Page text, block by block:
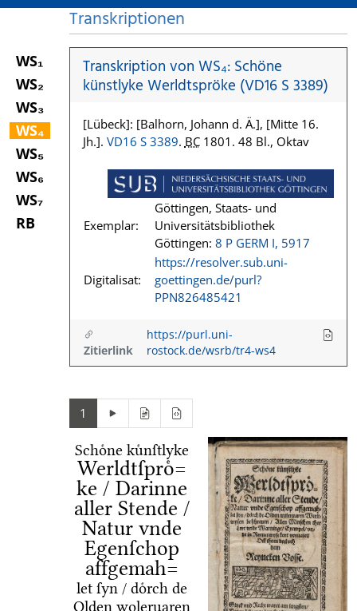
WS₁
WS₂
WS₃
WS₄
WS₅
WS₆
WS₇
RB
Transkriptionen
Transkription von WS₄: Schöne
künstlyke Werldtspröke (VD16 S 3389)
[Lübeck]: [Balhorn, Johann d. Ä.], [Mitte 16.
Jh.]. VD16 S 3389. BC1801. 48 Bl., Oktav
Exemplar:
Göttingen, Staats- und
Universitätsbibliothek
Göttingen: 8 P GERM I, 5917
Digitalisat:
https://resolver.sub.uni-
goettingen.de/purl?
PPN826485421
Zitierlink
https://purl.uni-
rostock.de/wsrb/tr4-ws4
1
Schoͤne kuͤnſtlyke
Werldtſproͤ=
ke / Darinne
aller Stende /
Natur vnde
Egenſchop
affgemah=
let ſyn / doͤrch de
Olden woleruaren